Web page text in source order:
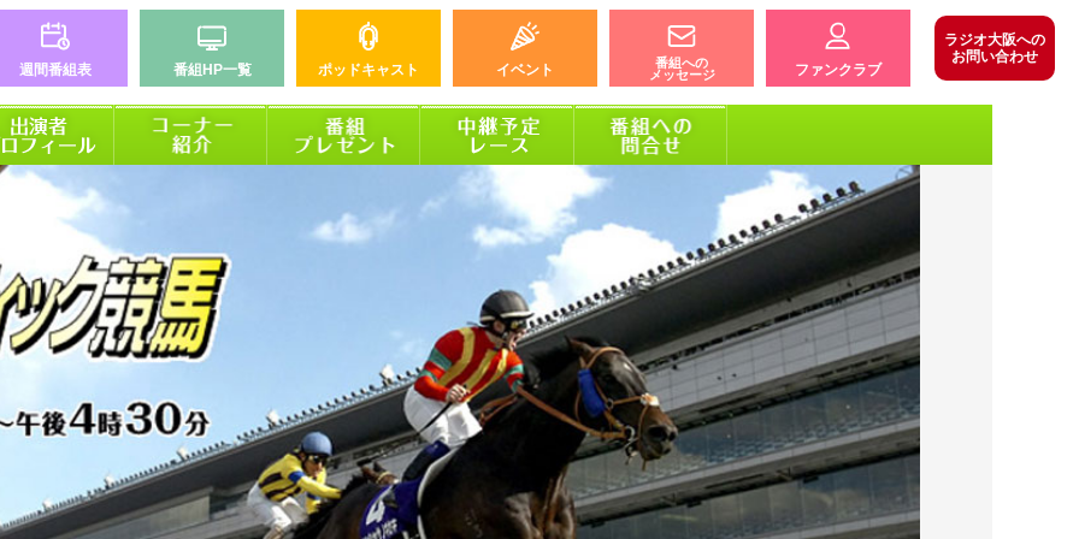
週間番組表 番組HP一覧 ポッドキャスト イベント
番組への
メッセージ
ファンクラブ
ラジオ大阪への
お問い合わせ